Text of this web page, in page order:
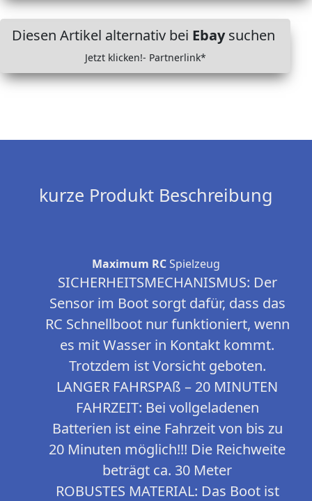
Diesen Artikel alternativ bei Ebaysuchen
Jetzt klicken!- Partnerlink*
kurze Produkt Beschreibung
Maximum RCSpielzeug
SICHERHEITSMECHANISMUS: Der
Sensor im Boot sorgt dafür, dass das
RC Schnellboot nur funktioniert, wenn
es mit Wasser in Kontakt kommt.
Trotzdem ist Vorsicht geboten.
LANGER FAHRSPAß – 20 MINUTEN
FAHRZEIT: Bei vollgeladenen
Batterien ist eine Fahrzeit von bis zu
20 Minuten möglich!!! Die Reichweite
beträgt ca. 30 Meter
ROBUSTES MATERIAL: Das Boot ist